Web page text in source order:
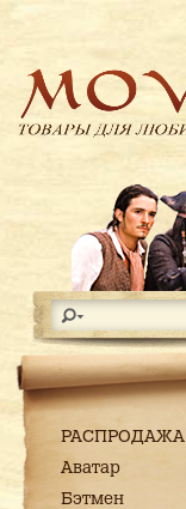
РАСПРОДАЖА
Аватар
Бэтмен